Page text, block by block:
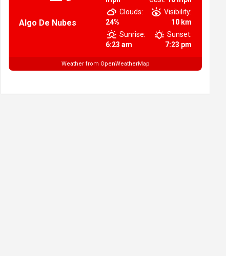
Algo De Nubes
Clouds:
24%
Visibility:
10 km
Sunrise:
6:23 am
Sunset:
7:23 pm
Weather from OpenWeatherMap